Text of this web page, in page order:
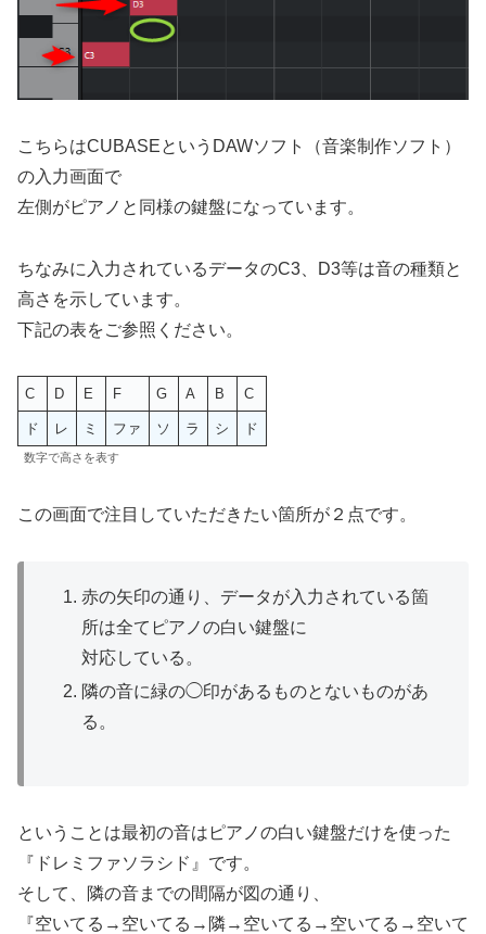
こちらはCUBASEというDAWソフト（音楽制作ソフト）
の入力画面で
左側がピアノと同様の鍵盤になっています。
ちなみに入力されているデータのC3、D3等は音の種類と
高さを示しています。
下記の表をご参照ください。
C D E F G A B C
ド レ ミ ファ ソ ラ シ ド
数字で高さを表す
この画面で注目していただきたい箇所が２点です。
赤の矢印の通り、データが入力されている箇
所は全てピアノの白い鍵盤に
対応している。
隣の音に緑の◯印があるものとないものがあ
る。
ということは最初の音はピアノの白い鍵盤だけを使った
『ドレミファソラシド』です。
そして、隣の音までの間隔が図の通り、
『空いてる→空いてる→隣→空いてる→空いてる→空いて